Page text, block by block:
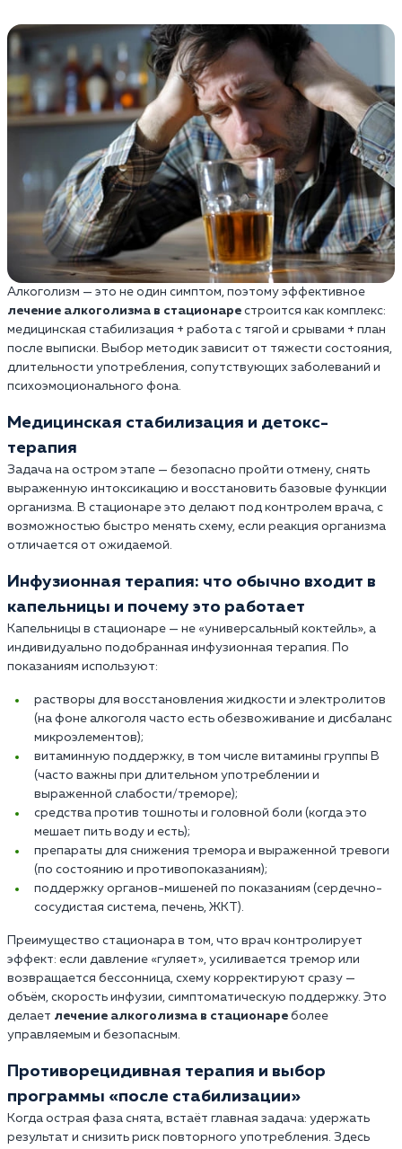
Алкоголизм — это не один симптом, поэтому эффективное
лечение алкоголизма в стационаре строится как комплекс:
медицинская стабилизация + работа с тягой и срывами + план
после выписки. Выбор методик зависит от тяжести состояния,
длительности употребления, сопутствующих заболеваний и
психоэмоционального фона.
Медицинская стабилизация и детокс-
терапия
Задача на остром этапе — безопасно пройти отмену, снять
выраженную интоксикацию и восстановить базовые функции
организма. В стационаре это делают под контролем врача, с
возможностью быстро менять схему, если реакция организма
отличается от ожидаемой.
Инфузионная терапия: что обычно входит в
капельницы и почему это работает
Капельницы в стационаре — не «универсальный коктейль», а
индивидуально подобранная инфузионная терапия. По
показаниям используют:
растворы для восстановления жидкости и электролитов
(на фоне алкоголя часто есть обезвоживание и дисбаланс
микроэлементов);
витаминную поддержку, в том числе витамины группы B
(часто важны при длительном употреблении и
выраженной слабости/треморе);
средства против тошноты и головной боли (когда это
мешает пить воду и есть);
препараты для снижения тремора и выраженной тревоги
(по состоянию и противопоказаниям);
поддержку органов-мишеней по показаниям (сердечно-
сосудистая система, печень, ЖКТ).
Преимущество стационара в том, что врач контролирует
эффект: если давление «гуляет», усиливается тремор или
возвращается бессонница, схему корректируют сразу —
объём, скорость инфузии, симптоматическую поддержку. Это
делает лечение алкоголизма в стационаре более
управляемым и безопасным.
Противорецидивная терапия и выбор
программы «после стабилизации»
Когда острая фаза снята, встаёт главная задача: удержать
результат и снизить риск повторного употребления. Здесь